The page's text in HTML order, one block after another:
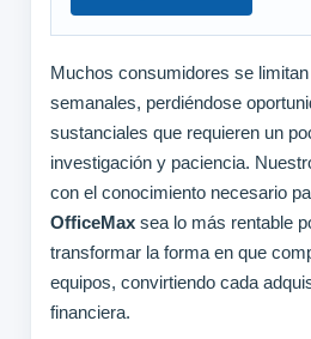
Muchos consumidores se
semanales, perdiéndose
sustanciales que requieren un
investigación y paciencia.
con el conocimiento necesario
OfficeMaxsea lo más rentable
transformar la forma en que
equipos, convirtiendo cada
financiera.